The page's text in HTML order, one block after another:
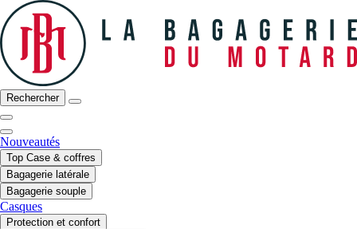
Rechercher
Nouveautés
Top Case & coffres
Bagagerie latérale
Bagagerie souple
Casques
Protection et confort